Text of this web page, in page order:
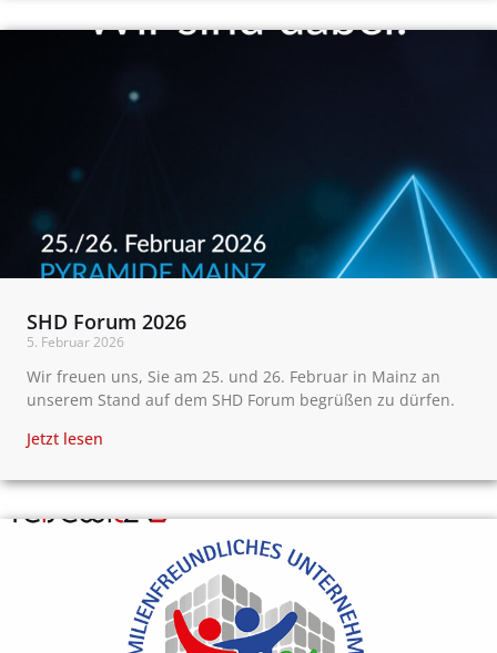
SHD Forum 2026
5. Februar 2026
Wir freuen uns, Sie am 25. und 26. Februar in Mainz an
unserem Stand auf dem SHD Forum begrüßen zu dürfen.
Jetzt lesen